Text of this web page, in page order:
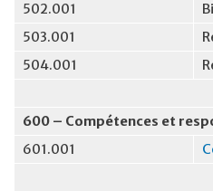
502.001
503.001
504.001
600 – Compétences et
601.001